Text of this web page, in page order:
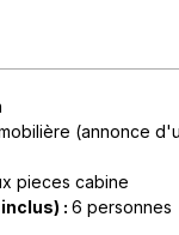
(annonce
pieces cabine
: 6 personnes